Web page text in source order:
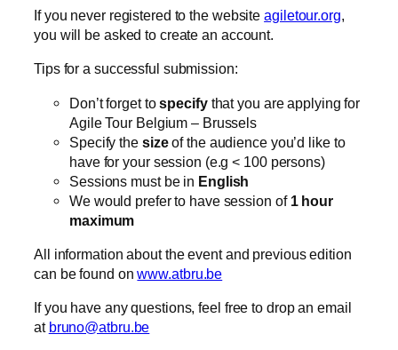
If you never registered to the websiteagiletour.org,
you will be asked to create an account.
Tips for a successful submission:
Don’t forget tospecifythat you are applying for
Agile Tour Belgium – Brussels
Specify the sizeof the audience you’d like to
have for your session (e.g < 100 persons)
Sessions must be in English
We would prefer to have session of 1 hour
maximum
All information about the event and previous edition
can be found onwww.atbru.be
If you have any questions, feel free to drop an email
at bruno@atbru.be